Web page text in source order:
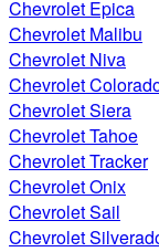
Chevrolet Epica
Chevrolet Malibu
Chevrolet Niva
Chevrolet
Chevrolet Siera
Chevrolet Tahoe
Chevrolet Tracker
Chevrolet Onix
Chevrolet Sail
Chevrolet